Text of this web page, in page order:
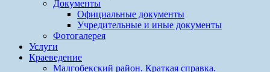
Документы
Официальные документы
Учредительные и иные документы
Фотогалерея
Услуги
Краеведение
Малгобекский район. Краткая справка.